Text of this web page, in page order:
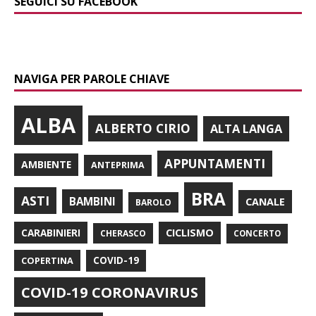
NAVIGA PER PAROLE CHIAVE
ALBA ALBERTO CIRIO ALTA LANGA
AMBIENTE ANTEPRIMA APPUNTAMENTI
ASTI BAMBINI BAROLO BRA CANALE
CARABINIERI CHERASCO CICLISMO CONCERTO
COPERTINA COVID-19
COVID-19 CORONAVIRUS